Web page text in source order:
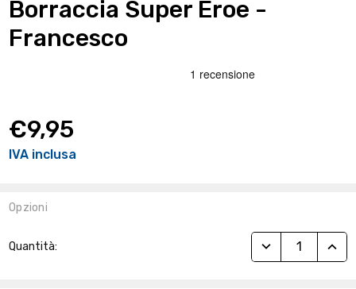
Borraccia Super Eroe -
Francesco
€9,95
IVA inclusa
Opzioni
Attuale:
Quantità: RIDUCI